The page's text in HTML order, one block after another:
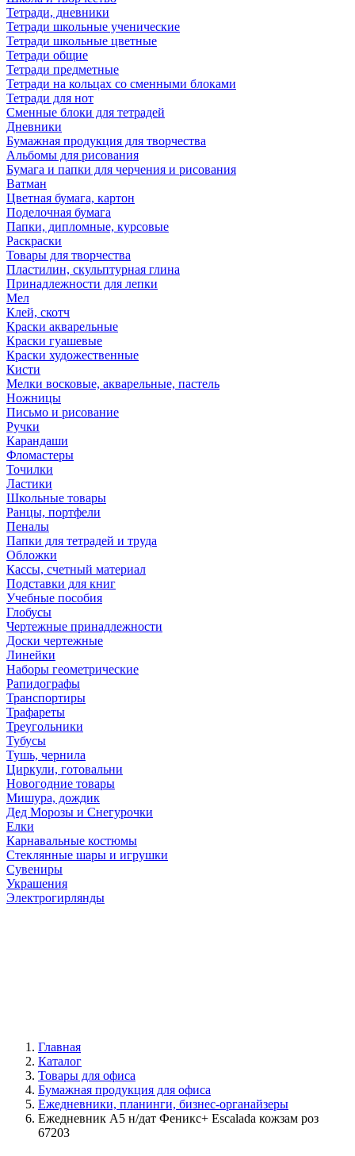
Тетради, дневники
Тетради школьные ученические
Тетради школьные цветные
Тетради общие
Тетради предметные
Тетради на кольцах со сменными блоками
Тетради для нот
Сменные блоки для тетрадей
Дневники
Бумажная продукция для творчества
Альбомы для рисования
Бумага и папки для черчения и рисования
Ватман
Цветная бумага, картон
Поделочная бумага
Папки, дипломные, курсовые
Раскраски
Товары для творчества
Пластилин, скульптурная глина
Принадлежности для лепки
Мел
Клей, скотч
Краски акварельные
Краски гуашевые
Краски художественные
Кисти
Мелки восковые, акварельные, пастель
Ножницы
Письмо и рисование
Ручки
Карандаши
Фломастеры
Точилки
Ластики
Школьные товары
Ранцы, портфели
Пеналы
Папки для тетрадей и труда
Обложки
Кассы, счетный материал
Подставки для книг
Учебные пособия
Глобусы
Чертежные принадлежности
Доски чертежные
Линейки
Наборы геометрические
Рапидографы
Транспортиры
Трафареты
Треугольники
Тубусы
Тушь, чернила
Циркули, готовальни
Новогодние товары
Мишура, дождик
Дед Морозы и Снегурочки
Елки
Карнавальные костюмы
Стеклянные шары и игрушки
Сувениры
Украшения
Электрогирлянды
Главная
Каталог
Товары для офиса
Бумажная продукция для офиса
Ежедневники, планинги, бизнес-органайзеры
Ежедневник А5 н/дат Феникс+ Escalada кожзам роз
67203